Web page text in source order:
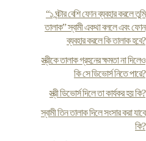
“১ ঘন্টার বেশি ফোন ব্যবহার করলে তুমি
তালাক” স্বামী একথা বললে এবং ফোন
ব্যবহার করলে কি তালাক হবে?
স্ত্রীকে তালাক গ্রহনের ক্ষমতা না দিলেও
কি সে ডিভোর্স নিতে পারে?
স্ত্রী ডিভোর্স দিলে তা কার্যকর হয় কি?
স্বামী তিন তালাক দিলে সংসার করা যাবে
কি?